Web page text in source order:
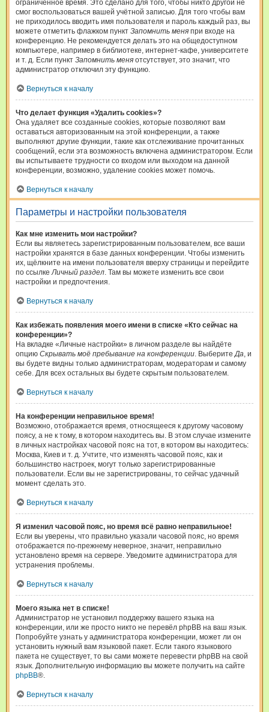
ограниченное время. Это сделано для того, чтобы никто другой не
смог воспользоваться вашей учётной записью. Для того чтобы вам
не приходилось вводить имя пользователя и пароль каждый раз, вы
можете отметить флажком пункт Запомнить меня при входе на
конференцию. Не рекомендуется делать это на общедоступном
компьютере, например в библиотеке, интернет-кафе, университете
и т. д. Если пункт Запомнить меня отсутствует, это значит, что
администратор отключил эту функцию.
Вернуться к началу
Что делает функция «Удалить cookies»?
Она удаляет все созданные cookies, которые позволяют вам
оставаться авторизованным на этой конференции, а также
выполняют другие функции, такие как отслеживание прочитанных
сообщений, если эта возможность включена администратором. Если
вы испытываете трудности со входом или выходом на данной
конференции, возможно, удаление cookies может помочь.
Вернуться к началу
Параметры и настройки пользователя
Как мне изменить мои настройки?
Если вы являетесь зарегистрированным пользователем, все ваши
настройки хранятся в базе данных конференции. Чтобы изменить
их, щёлкните на имени пользователя вверху страницы и перейдите
по ссылкеЛичный раздел. Там вы можете изменить все свои
настройки и предпочтения.
Вернуться к началу
Как избежать появления моего имени в списке «Кто сейчас на
конференции»?
На вкладке «Личные настройки» в личном разделе вы найдёте
опцию Скрывать моё пребывание на конференции. ВыберитеДа, и
вы будете видны только администраторам, модераторам и самому
себе. Для всех остальных вы будете скрытым пользователем.
Вернуться к началу
На конференции неправильное время!
Возможно, отображается время, относящееся к другому часовому
поясу, а не к тому, в котором находитесь вы. В этом случае измените
в личных настройках часовой пояс на тот, в котором вы находитесь:
Москва, Киев и т. д. Учтите, что изменять часовой пояс, как и
большинство настроек, могут только зарегистрированные
пользователи. Если вы не зарегистрированы, то сейчас удачный
момент сделать это.
Вернуться к началу
Я изменил часовой пояс, но время всё равно неправильное!
Если вы уверены, что правильно указали часовой пояс, но время
отображается по-прежнему неверное, значит, неправильно
установлено время на сервере. Уведомите администратора для
устранения проблемы.
Вернуться к началу
Моего языка нет в списке!
Администратор не установил поддержку вашего языка на
конференции, или же просто никто не перевёл phpBB на ваш язык.
Попробуйте узнать у администратора конференции, может ли он
установить нужный вам языковой пакет. Если такого языкового
пакета не существует, то вы сами можете перевести phpBB на свой
язык. Дополнительную информацию вы можете получить на сайте
phpBB®.
Вернуться к началу